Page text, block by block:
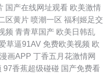
国产在线网址观看 欧美激情
区黄片 喷潮一区 福利姬足交
频 青青草国产 欧美日韩乱
草逼91AV 免费欧美视频 欧
画APP 丁香五月花激情网
97香蕉超级碰碰 国产免费看